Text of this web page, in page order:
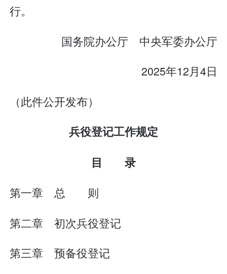
行。
国务院办公厅 中央军委办公厅
2025年12月4日
（此件公开发布）
兵役登记工作规定
目 录
第一章 总 则
第二章 初次兵役登记
第三章 预备役登记